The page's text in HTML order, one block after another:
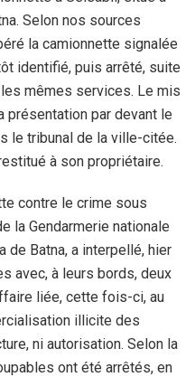
Selon nos sources
la camionnette signalée
identifié, puis arrêté, suite
mêmes services. Le mis
présentation par devant le
le tribunal de la ville-citée.
à son propriétaire.
contre le crime sous
la Gendarmerie nationale
de Batna, a interpellé, hier
avec, à leurs bords, deux
liée, cette fois-ci, au
illicite des
ni autorisation. Selon la
ont été arrêtés, en